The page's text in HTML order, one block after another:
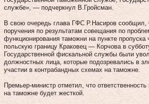
службе», — подчеркнул В.Гройсман.
В свою очередь глава ГФС Р.Насиров сообщил,
поручения по результатам совещания по
функционирования таможни на пункте пропуска
польскую границу Краковец — Корчова в
Государственной фискальной службы были
должностных лица, которые подозревались в
участии в контрабандных схемах на таможне.
Премьер-министр отметил, что ответственность
на таможне будет жесткой.